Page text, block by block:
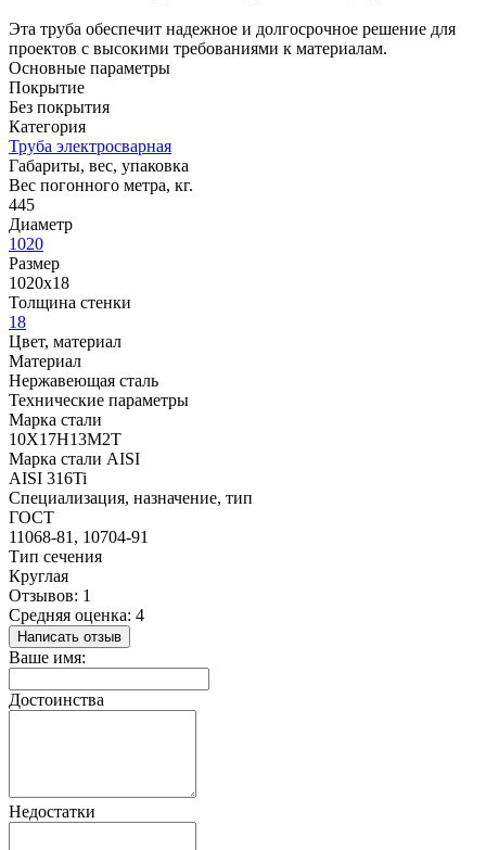
Эта труба обеспечит надежное и долгосрочное решение для
проектов с высокими требованиями к материалам.
Основные параметры
Покрытие
Без покрытия
Категория
Труба электросварная
Габариты, вес, упаковка
Вес погонного метра, кг.
445
Диаметр
1020
Размер
1020х18
Толщина стенки
18
Цвет, материал
Материал
Нержавеющая сталь
Технические параметры
Марка стали
10Х17Н13М2Т
Марка стали AISI
AISI 316Ti
Специализация, назначение, тип
ГОСТ
11068-81, 10704-91
Тип сечения
Круглая
Отзывов: 1
Средняя оценка: 4
Написать отзыв
Ваше имя:
Достоинства
Недостатки